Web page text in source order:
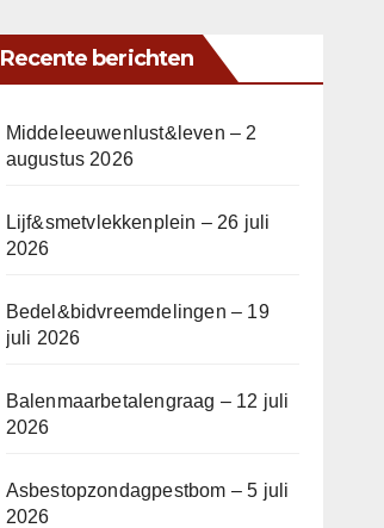
Recente berichten
Middeleeuwenlust&leven – 2
augustus 2026
Lijf&smetvlekkenplein – 26 juli
2026
Bedel&bidvreemdelingen – 19
juli 2026
Balenmaarbetalengraag – 12 juli
2026
Asbestopzondagpestbom – 5 juli
2026